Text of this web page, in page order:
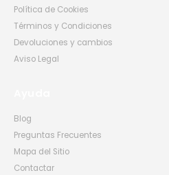
Política de Cookies
Términos y Condiciones
Devoluciones y cambios
Aviso Legal
Blog
Preguntas Frecuentes
Mapa del Sitio
Contactar